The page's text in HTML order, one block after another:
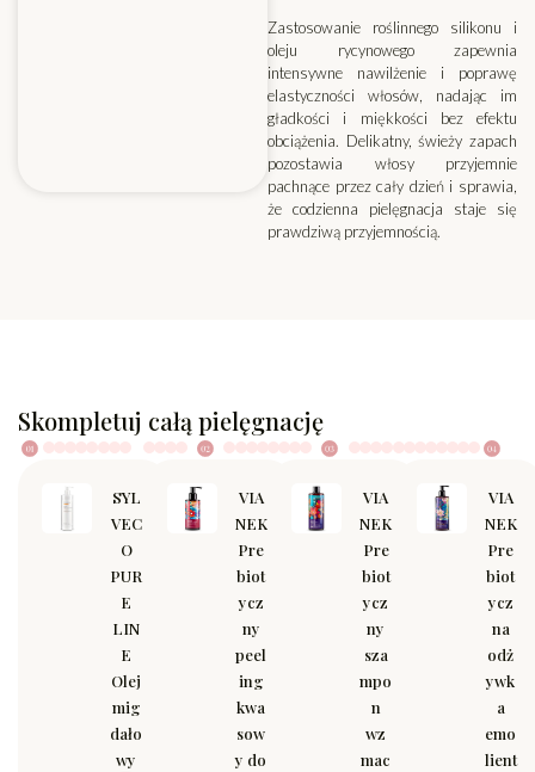
Zastosowanie roślinnego silikonu i
oleju rycynowego zapewnia
intensywne nawilżenie i poprawę
elastyczności włosów, nadając im
gładkości i miękkości bez efektu
obciążenia. Delikatny, świeży zapach
pozostawia włosy przyjemnie
pachnące przez cały dzień i sprawia,
że codzienna pielęgnacja staje się
prawdziwą przyjemnością.
Skompletuj całą pielęgnację
SYL
VEC
O
PUR
E
LIN
E
Olej
mig
dało
wy
VIA
NEK
Pre
biot
ycz
ny
peel
ing
kwa
sow
y do
VIA
NEK
Pre
biot
ycz
ny
sza
mpo
n
wz
mac
VIA
NEK
Pre
biot
ycz
na
odż
ywk
a
emo
lient